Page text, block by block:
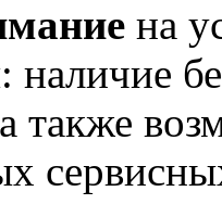
на
наличие
также